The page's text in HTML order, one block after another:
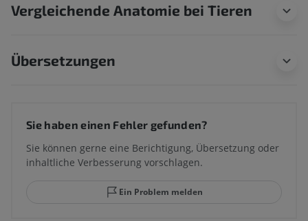
Vergleichende Anatomie bei Tieren
Übersetzungen
Sie haben einen Fehler gefunden?
Sie können gerne eine Berichtigung, Übersetzung oder
inhaltliche Verbesserung vorschlagen.
Ein Problem melden